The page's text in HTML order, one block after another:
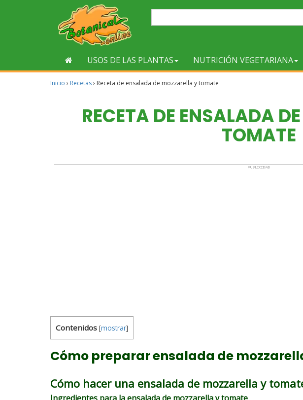
USOS DE LAS PLANTAS NUTRICIÓN VEGETARIANA
Inicio › Recetas› Receta de ensalada de mozzarella y tomate
RECETA DE ENSALADA
TOMATE
Contenidos [mostrar]
Cómo preparar ensalada de
Cómo hacer una ensalada de mozzarella y